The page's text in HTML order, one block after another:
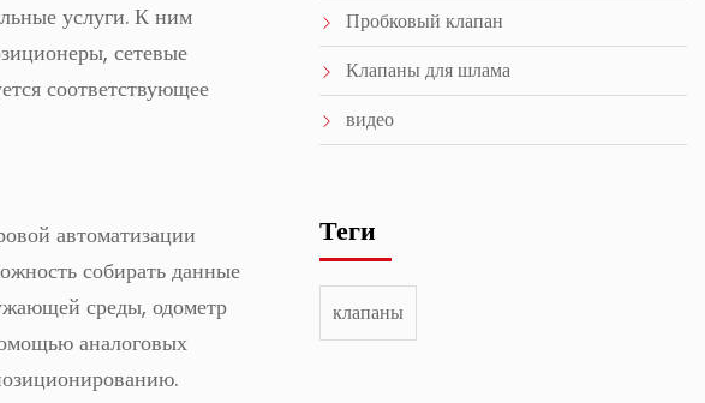
услуги. К ним
сетевые
соответствующее
автоматизации
собирать данные
среды, одометр
аналоговых
Пробковый клапан
Клапаны для шлама
видео
Теги
клапаны